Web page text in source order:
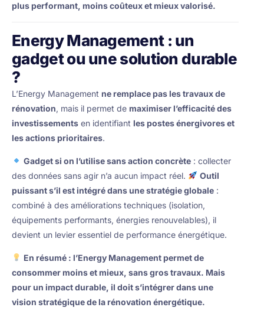
plus performant, moins coûteux et mieux valorisé.
Energy Management : un
gadget ou une solution durable
?
L’Energy Management ne remplace pas les travaux de
rénovation, mais il permet de maximiser l’efficacité des
investissements en identifiant les postes énergivores et
les actions prioritaires.
Gadget si on l’utilise sans action concrète : collecter
des données sans agir n’a aucun impact réel.
Outil
puissant s’il est intégré dans une stratégie globale :
combiné à des améliorations techniques (isolation,
équipements performants, énergies renouvelables), il
devient un levier essentiel de performance énergétique.
En résumé : l’Energy Management permet de
consommer moins et mieux, sans gros travaux. Mais
pour un impact durable, il doit s’intégrer dans une
vision stratégique de la rénovation énergétique.